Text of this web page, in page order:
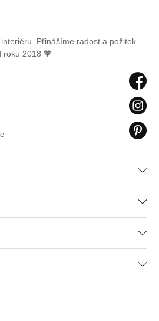
Přinášíme radost a požitek
roku 2018 🧡